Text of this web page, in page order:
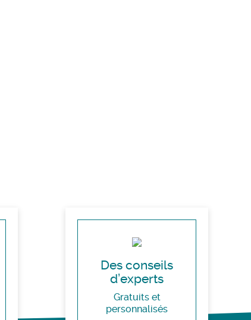
Des conseils
d’experts
Gratuits et
personnalisés